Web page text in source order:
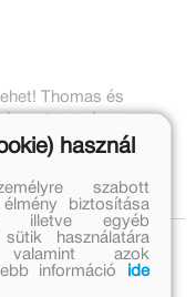
Thomas és
feladványokkal
is
és sínek
használ
szabott
biztosítása
illetve egyéb
használatára
valamint azok
információ
ide